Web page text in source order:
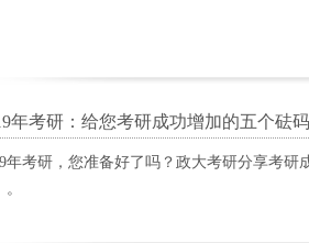
年考研：给您考研成功增加的五个砝码
年考研，您准备好了吗？政大考研分享考